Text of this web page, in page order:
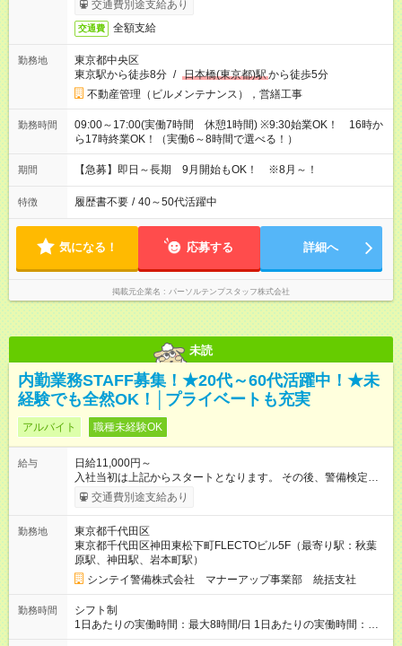
交通費別途支給あり
交通費 全額支給
勤務地
東京都中央区
東京駅から徒歩8分 / 日本橋(東京都)駅から徒歩5分
不動産管理（ビルメンテナンス），営繕工事
勤務時間
09:00～17:00(実働7時間 休憩1時間) ※9:30始業OK！ 16時か
ら17時終業OK！（実働6～8時間で選べる！）
期間 【急募】即日～長期 9月開始もOK！ ※8月～！
特徴 履歴書不要 / 40～50代活躍中
気になる！ 応募する 詳細へ
掲載元企業名 パーソルテンプスタッフ株式会社
未読
内勤業務STAFF募集！★20代～60代活躍中！★未
経験でも全然OK！│プライベートも充実
アルバイト 職種未経験OK
給与
日給11,000円～
入社当初は上記からスタートとなります。 その後、警備検定資
格取得・社内試験等により昇給や昇格（正社員採用含）があり
ます。 【試用期間】試用期間なし
交通費別途支給あり
勤務地
東京都千代田区
東京都千代田区神田東松下町FLECTOビル5F（最寄り駅：秋葉
原駅、神田駅、岩本町駅）
シンテイ警備株式会社 マナーアップ事業部 統括支社
勤務時間
シフト制
1日あたりの実働時間：最大8時間/日 1日あたりの実働時間：８
時間労働（休憩１時間） シフト例 ・０８：００～１７：００